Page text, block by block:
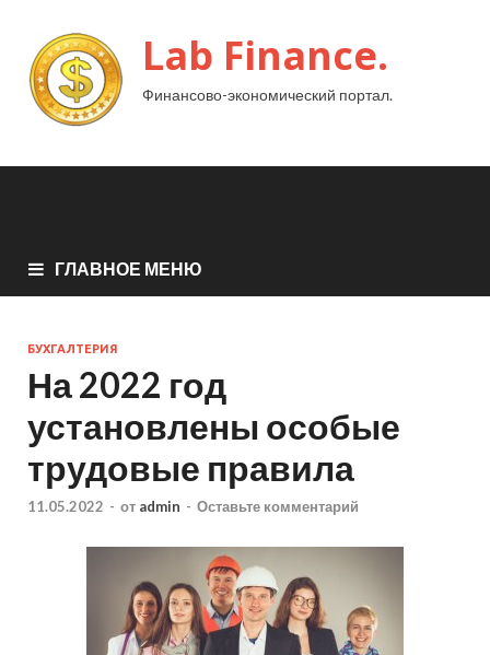
Lab Finance.
Финансово-экономический портал.
ГЛАВНОЕ МЕНЮ
БУХГАЛТЕРИЯ
На 2022 год
установлены особые
трудовые правила
11.05.2022 - от admin - Оставьте комментарий